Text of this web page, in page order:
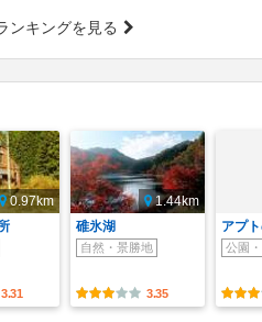
ンキングを見る
0.97km
3.31
1.44km
碓氷湖
自然・景勝地
3.35
アプ
公園